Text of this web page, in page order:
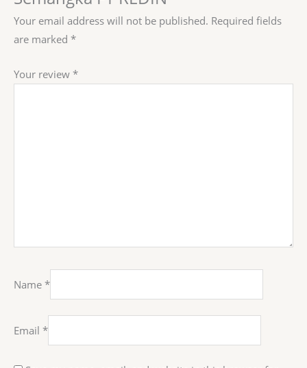
Your email address will not be published. Required fields
are marked *
Your review *
Name *
Email *